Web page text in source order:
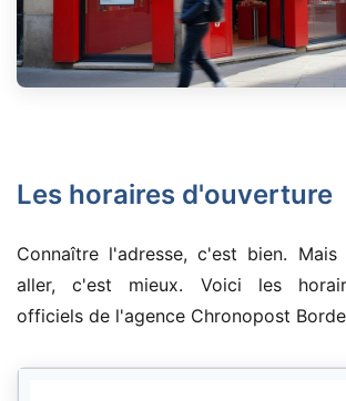
Les horaires d'ouverture
Connaître l'adresse, c'est bien.
aller, c'est mieux. Voici les
officiels de l'agence Chronopost